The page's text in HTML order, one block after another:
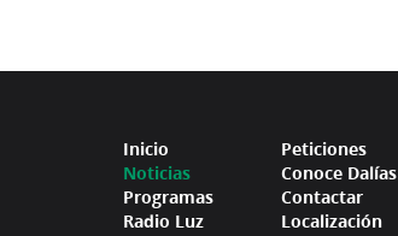
Inicio
Noticias
Programas
Radio Luz
Peticiones
Conoce Dalías
Contactar
Localización